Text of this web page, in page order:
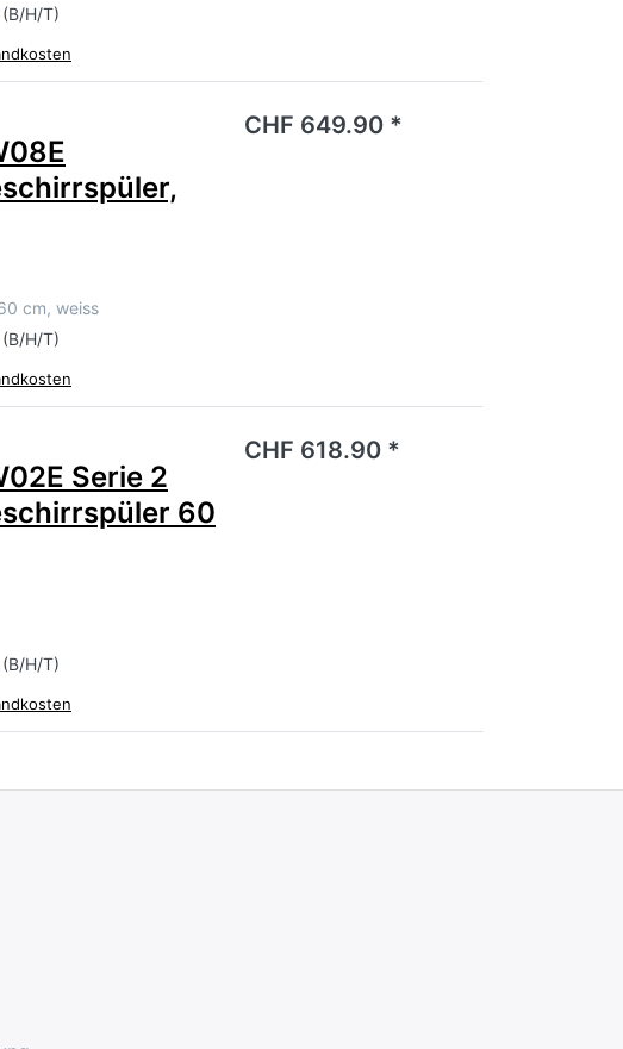
H/T)
liegen noch keine Bewertungen vor.
cm, weiss
H/T)
CHF 649.90 *
liegen noch keine Bewertungen vor.
Serie 2
60
H/T)
CHF 618.90 *